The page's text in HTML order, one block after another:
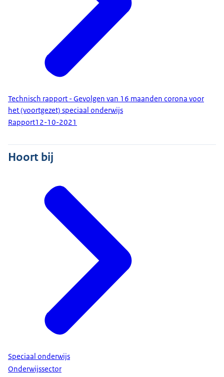
Technisch rapport - Gevolgen van 16 maanden corona voor
het (voortgezet) speciaal onderwijs
Rapport12-10-2021
Hoort bij
Speciaal onderwijs
Onderwijssector